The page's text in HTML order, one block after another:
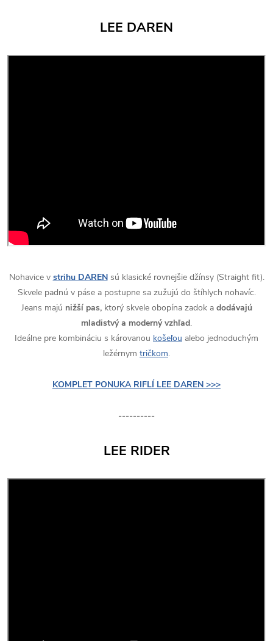
LEE DAREN
Nohavice v strihu DARENsú klasické rovnejšie džínsy (Straight fit).
Skvele padnú v páse a postupne sa zužujú do štíhlych nohavíc.
Jeans majú nižší pas,ktorý skvele obopína zadok a dodávajú
mladistvý a moderný vzhľad.
Ideálne pre kombináciu s károvanou košeľou alebo jednoduchým
ležérnym tričkom.
KOMPLET PONUKA RIFLÍ LEE DAREN >>>
----------
LEE RIDER